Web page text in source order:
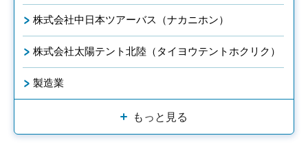
株式会社中日本ツアーバス（ナカニホン）
株式会社太陽テント北陸（タイヨウテントホクリク）
製造業
もっと見る